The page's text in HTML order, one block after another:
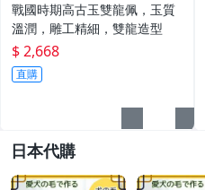
戰國時期高古玉雙龍佩，玉質
溫潤，雕工精細，雙龍造型
$ 2,668
直購
日本代購